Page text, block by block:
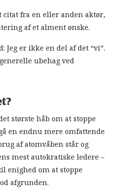
citat fra en eller anden aktør,
af et alment ønske.
Jeg er ikke en del af det “vi”.
ubehag ved
største håb om at stoppe
en endnu mere omfattende
af atomvåben står og
mest autokratiske ledere –
enighed om at stoppe
afgrunden.